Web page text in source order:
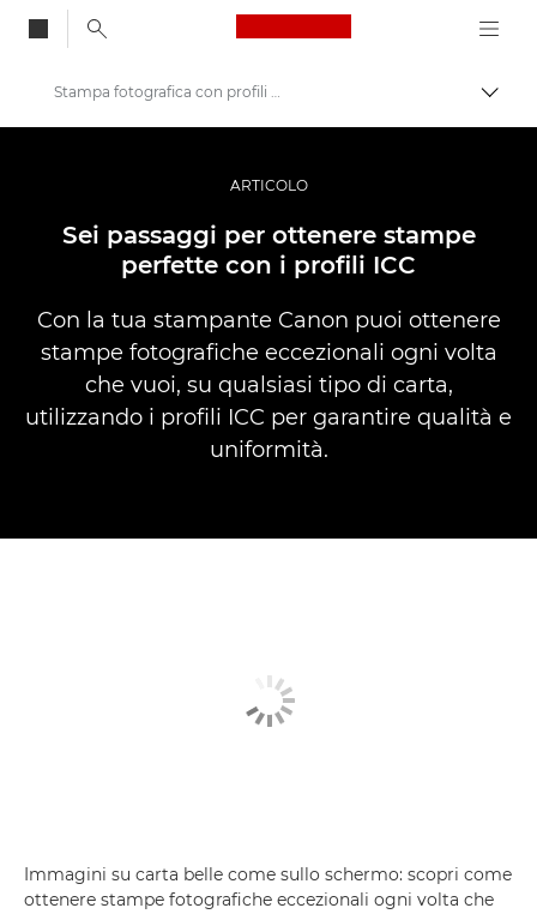
Canon Logo, back
Fotografia e video professionali
Storie
Stampa fotografica con profili ICC
ARTICOLO
Sei passaggi per ottenere stampe
perfette con i profili ICC
Con la tua stampante Canon puoi ottenere
stampe fotografiche eccezionali ogni volta
che vuoi, su qualsiasi tipo di carta,
utilizzando i profili ICC per garantire qualità e
uniformità.
Immagini su carta belle come sullo schermo: scopri come
ottenere stampe fotografiche eccezionali ogni volta che